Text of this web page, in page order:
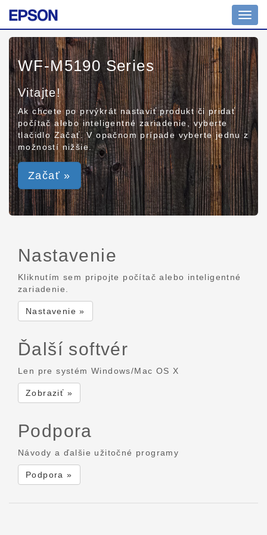
WF-M5190 Series
Vitajte!
Ak chcete po prvýkrát nastaviť produkt či pridať
počítač alebo inteligentné zariadenie, vyberte
tlačidlo Začať. V opačnom prípade vyberte jednu z
možností nižšie.
Začať »
Nastavenie
Kliknutím sem pripojte počítač alebo inteligentné
zariadenie.
Nastavenie »
Ďalší softvér
Len pre systém Windows/Mac OS X
Zobraziť »
Podpora
Návody a ďalšie užitočné programy
Podpora »